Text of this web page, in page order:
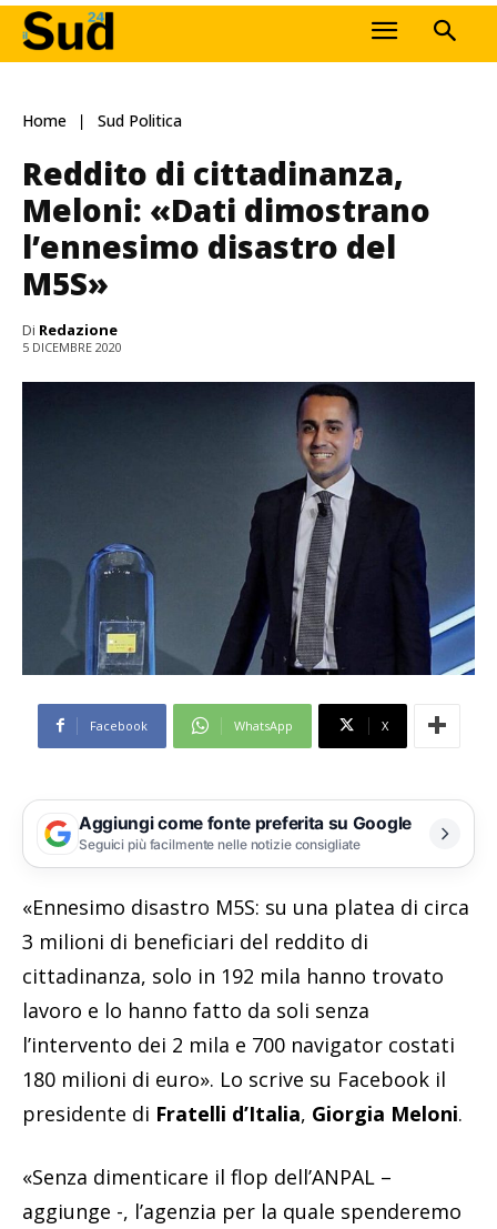
Home Sud Politica
Reddito di cittadinanza,
Meloni: «Dati dimostrano
l’ennesimo disastro del
M5S»
Di Redazione
5 DICEMBRE 2020
Facebook WhatsApp X
Aggiungi come fonte preferita su Google
Seguici più facilmente nelle notizie consigliate
«Ennesimo disastro M5S: su una platea di circa
3 milioni di beneficiari del reddito di
cittadinanza, solo in 192 mila hanno trovato
lavoro e lo hanno fatto da soli senza
l’intervento dei 2 mila e 700 navigator costati
180 milioni di euro». Lo scrive su Facebook il
presidente di Fratelli d’Italia, Giorgia Meloni.
«Senza dimenticare il flop dell’ANPAL –
aggiunge -, l’agenzia per la quale spenderemo